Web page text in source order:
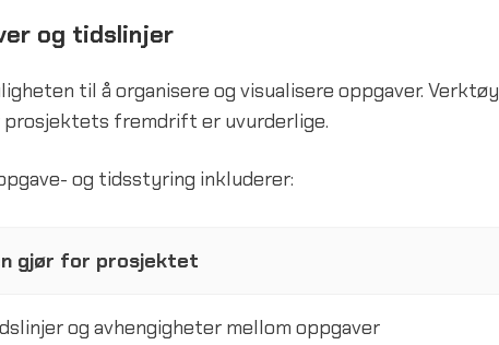
og tidslinjer
til å organisere og visualisere oppgaver. Verktøy
prosjektets fremdrift er uvurderlige.
og tidsstyring inkluderer:
gjør for prosjektet
og avhengigheter mellom oppgaver